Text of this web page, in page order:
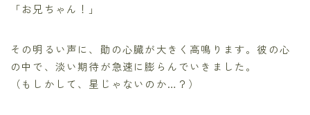
「お兄ちゃん！」
その明るい声に、勛の心臓が大きく高鳴ります。彼の心
の中で、淡い期待が急速に膨らんでいきました。
（もしかして、星じゃないのか…？）